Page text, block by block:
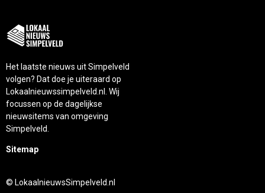
Het laatste nieuws uit Simpelveld
volgen? Dat doe je uiteraard op
Lokaalnieuwssimpelveld.nl. Wij
focussen op de dagelijkse
nieuwsitems van omgeving
Simpelveld.
Sitemap
© LokaalnieuwsSimpelveld.nl